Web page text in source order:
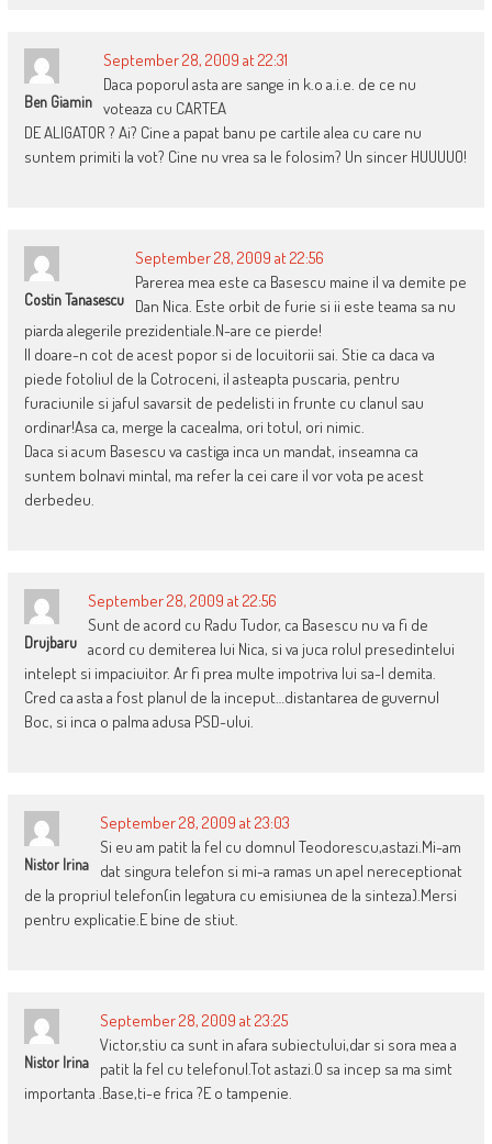
Ben Giamin
September 28, 2009 at 22:31
Daca poporul asta are sange in k.o a.i.e. de ce nu
voteaza cu CARTEA
DE ALIGATOR ? Ai? Cine a papat banu pe cartile alea cu care nu
suntem primiti la vot? Cine nu vrea sa le folosim? Un sincer HUUUUO!
Costin Tanasescu
September 28, 2009 at 22:56
Parerea mea este ca Basescu maine il va demite pe
Dan Nica. Este orbit de furie si ii este teama sa nu
piarda alegerile prezidentiale.N-are ce pierde!
Il doare-n cot de acest popor si de locuitorii sai. Stie ca daca va
piede fotoliul de la Cotroceni, il asteapta puscaria, pentru
furaciunile si jaful savarsit de pedelisti in frunte cu clanul sau
ordinar!Asa ca, merge la cacealma, ori totul, ori nimic.
Daca si acum Basescu va castiga inca un mandat, inseamna ca
suntem bolnavi mintal, ma refer la cei care il vor vota pe acest
derbedeu.
Drujbaru
September 28, 2009 at 22:56
Sunt de acord cu Radu Tudor, ca Basescu nu va fi de
acord cu demiterea lui Nica, si va juca rolul presedintelui
intelept si impaciuitor. Ar fi prea multe impotriva lui sa-l demita.
Cred ca asta a fost planul de la inceput…distantarea de guvernul
Boc, si inca o palma adusa PSD-ului.
Nistor Irina
September 28, 2009 at 23:03
Si eu am patit la fel cu domnul Teodorescu,astazi.Mi-am
dat singura telefon si mi-a ramas un apel nereceptionat
de la propriul telefon(in legatura cu emisiunea de la sinteza).Mersi
pentru explicatie.E bine de stiut.
Nistor Irina
September 28, 2009 at 23:25
Victor,stiu ca sunt in afara subiectului,dar si sora mea a
patit la fel cu telefonul.Tot astazi.O sa incep sa ma simt
importanta .Base,ti-e frica ?E o tampenie.